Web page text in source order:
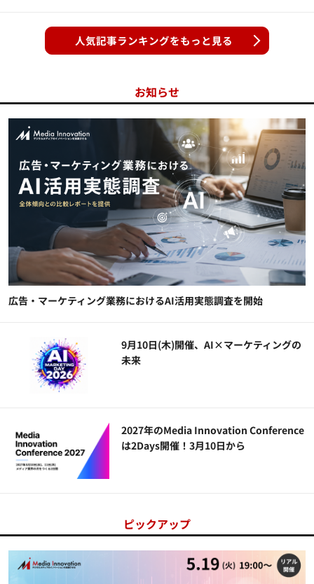
人気記事ランキングをもっと見る
お知らせ
広告・マーケティング業務におけるAI活用実態調査を開始
9月10日(木)開催、AI×マーケティングの
未来
2027年のMedia Innovation Conference
は2Days開催！3月10日から
ピックアップ